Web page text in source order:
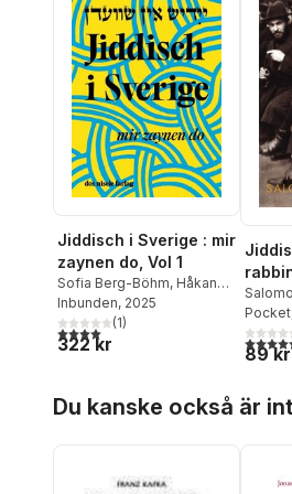
Jiddisch i Sverige : mir
zaynen do, Vol 1
Sofia Berg-Böhm, Håkan
Blomqvist ,Dorotea
Bromberg,
Urszula Ulla Chowaniec
Freudenthal,Marianne
Bernt Hermele,Kenneth
Ulrika Knutson,Hannah
Inbunden, 2025
4,0utav 5 stjärnor. Totalt antal röster:
(1)
322 kr
Pocket
4,4
89 kr
Du kanske också är